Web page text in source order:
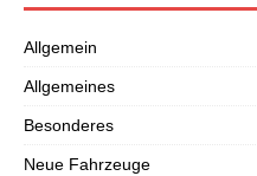
Allgemein
Allgemeines
Besonderes
Neue Fahrzeuge